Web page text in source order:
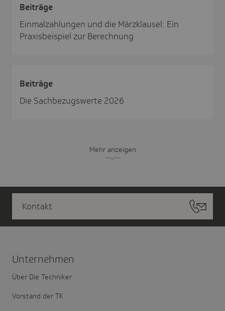
Beiträge
Einmalzahlungen und die Märzklausel: Ein
Praxisbeispiel zur Berechnung
Beiträge
Die Sachbezugswerte 2026
Mehr anzeigen
Kontakt
Unter­nehmen
Über Die Techniker
Vorstand der TK